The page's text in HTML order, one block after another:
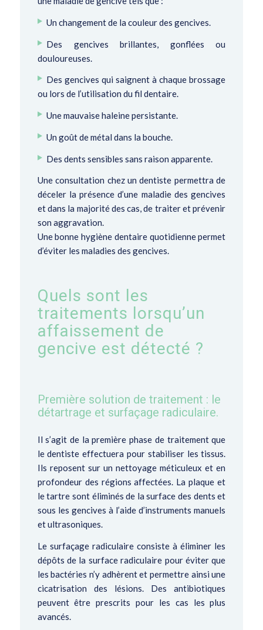
Un changement de la couleur des gencives.
Des gencives brillantes, gonflées ou
douloureuses.
Des gencives qui saignent à chaque brossage
ou lors de l’utilisation du fil dentaire.
Une mauvaise haleine persistante.
Un goût de métal dans la bouche.
Des dents sensibles sans raison apparente.
Une consultation chez un dentiste permettra de
déceler la présence d’une maladie des gencives
et dans la majorité des cas, de traiter et prévenir
son aggravation.
Une bonne hygiène dentaire quotidienne permet
d’éviter les maladies des gencives.
Quels sont les
traitements lorsqu’un
affaissement de
gencive est détecté ?
Première solution de traitement : le
détartrage et surfaçage radiculaire.
Il s’agit de la première phase de traitement que
le dentiste effectuera pour stabiliser les tissus.
Ils reposent sur un nettoyage méticuleux et en
profondeur des régions affectées. La plaque et
le tartre sont éliminés de la surface des dents et
sous les gencives à l’aide d’instruments manuels
et ultrasoniques.
Le surfaçage radiculaire consiste à éliminer les
dépôts de la surface radiculaire pour éviter que
les bactéries n’y adhèrent et permettre ainsi une
cicatrisation des lésions. Des antibiotiques
peuvent être prescrits pour les cas les plus
avancés.